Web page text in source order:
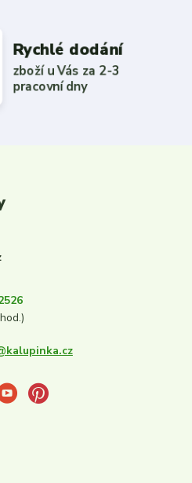
Rychlé dodání
zboží u Vás za 2-3
pracovní dny